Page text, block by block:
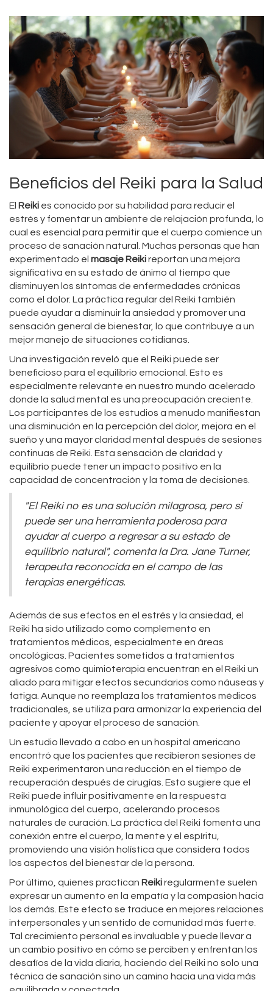
Beneficios del Reiki para la Salud
El Reiki es conocido por su habilidad para reducir el
estrés y fomentar un ambiente de relajación profunda, lo
cual es esencial para permitir que el cuerpo comience un
proceso de sanación natural. Muchas personas que han
experimentado el masaje Reikireportan una mejora
significativa en su estado de ánimo al tiempo que
disminuyen los síntomas de enfermedades crónicas
como el dolor. La práctica regular del Reiki también
puede ayudar a disminuir la ansiedad y promover una
sensación general de bienestar, lo que contribuye a un
mejor manejo de situaciones cotidianas.
Una investigación reveló que el Reiki puede ser
beneficioso para el equilibrio emocional. Esto es
especialmente relevante en nuestro mundo acelerado
donde la salud mental es una preocupación creciente.
Los participantes de los estudios a menudo manifiestan
una disminución en la percepción del dolor, mejora en el
sueño y una mayor claridad mental después de sesiones
continuas de Reiki. Esta sensación de claridad y
equilibrio puede tener un impacto positivo en la
capacidad de concentración y la toma de decisiones.
"El Reiki no es una solución milagrosa, pero sí
puede ser una herramienta poderosa para
ayudar al cuerpo a regresar a su estado de
equilibrio natural", comenta la Dra. Jane Turner,
terapeuta reconocida en el campo de las
terapias energéticas.
Además de sus efectos en el estrés y la ansiedad, el
Reiki ha sido utilizado como complemento en
tratamientos médicos, especialmente en áreas
oncológicas. Pacientes sometidos a tratamientos
agresivos como quimioterapia encuentran en el Reiki un
aliado para mitigar efectos secundarios como náuseas y
fatiga. Aunque no reemplaza los tratamientos médicos
tradicionales, se utiliza para armonizar la experiencia del
paciente y apoyar el proceso de sanación.
Un estudio llevado a cabo en un hospital americano
encontró que los pacientes que recibieron sesiones de
Reiki experimentaron una reducción en el tiempo de
recuperación después de cirugías. Esto sugiere que el
Reiki puede influir positivamente en la respuesta
inmunológica del cuerpo, acelerando procesos
naturales de curación. La práctica del Reiki fomenta una
conexión entre el cuerpo, la mente y el espíritu,
promoviendo una visión holística que considera todos
los aspectos del bienestar de la persona.
Por último, quienes practican Reikiregularmente suelen
expresar un aumento en la empatía y la compasión hacia
los demás. Este efecto se traduce en mejores relaciones
interpersonales y un sentido de comunidad más fuerte.
Tal crecimiento personal es invaluable y puede llevar a
un cambio positivo en cómo se perciben y enfrentan los
desafíos de la vida diaria, haciendo del Reiki no solo una
técnica de sanación sino un camino hacia una vida más